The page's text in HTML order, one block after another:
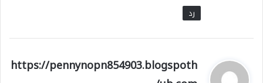
رد
ي
https://pennynopn854903.blogspoth